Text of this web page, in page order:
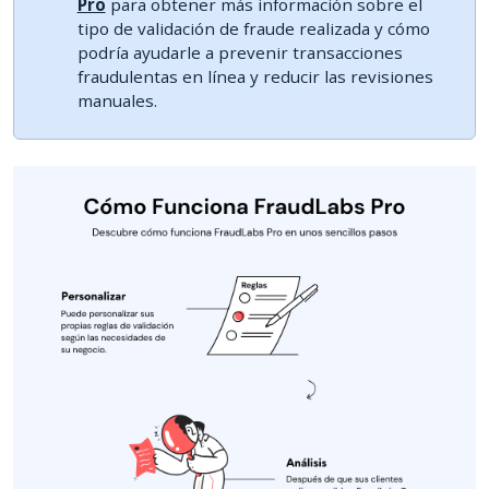
tipo de validación de fraude realizada y cómo
podría ayudarle a prevenir transacciones
fraudulentas en línea y reducir las revisiones
manuales.